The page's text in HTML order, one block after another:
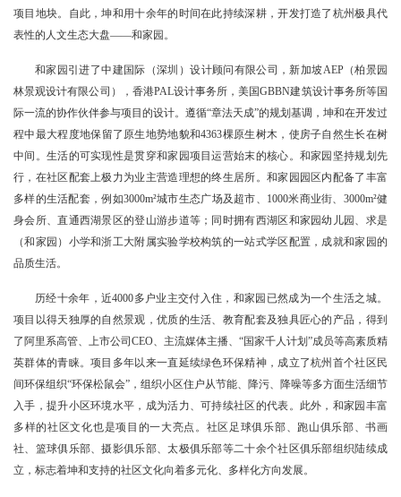
项目地块。自此，坤和用十余年的时间在此持续深耕，开发打造了杭州极具代
表性的人文生态大盘——和家园。
和家园引进了中建国际（深圳）设计顾问有限公司，新加坡AEP（柏景园
林景观设计有限公司），香港PAL设计事务所，美国GBBN建筑设计事务所等国
际一流的协作伙伴参与项目的设计。遵循“章法天成”的规划基调，坤和在开发过
程中最大程度地保留了原生地势地貌和4363棵原生树木，使房子自然生长在树
中间。生活的可实现性是贯穿和家园项目运营始末的核心。和家园坚持规划先
行，在社区配套上极力为业主营造理想的终生居所。和家园园区内配备了丰富
多样的生活配套，例如3000m²城市生态广场及超市、1000米商业街、3000m²健
身会所、直通西湖景区的登山游步道等；同时拥有西湖区和家园幼儿园、求是
（和家园）小学和浙工大附属实验学校构筑的一站式学区配置，成就和家园的
品质生活。
历经十余年，近4000多户业主交付入住，和家园已然成为一个生活之城。
项目以得天独厚的自然景观，优质的生活、教育配套及独具匠心的产品，得到
了阿里系高管、上市公司CEO、主流媒体主播、“国家千人计划”成员等高素质精
英群体的青睐。项目多年以来一直延续绿色环保精神，成立了杭州首个社区民
间环保组织“环保松鼠会”，组织小区住户从节能、降污、降噪等多方面生活细节
入手，提升小区环境水平，成为活力、可持续社区的代表。此外，和家园丰富
多样的社区文化也是项目的一大亮点。社区足球俱乐部、跑山俱乐部、书画
社、篮球俱乐部、摄影俱乐部、太极俱乐部等二十余个社区俱乐部组织陆续成
立，标志着坤和支持的社区文化向着多元化、多样化方向发展。